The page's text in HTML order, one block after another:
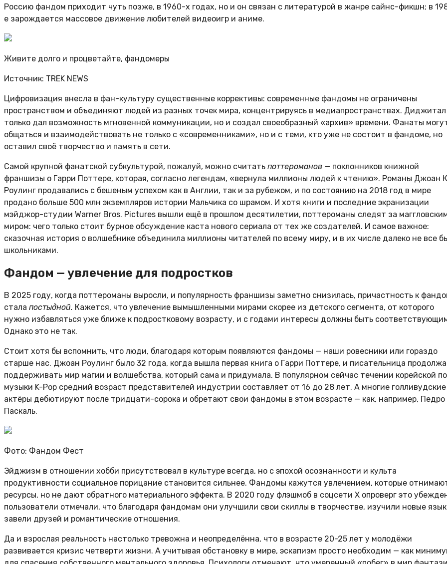
Россию фандом приходит чуть позже, в 1960-х годах, но и он связан с литературой в жанре сайнс-фикшн; в
е зарождается массовое движение любителей видеоигр и аниме.
Живите долго и процветайте, фандомеры
Источник: TREK NEWS
Цифровизация внесла в фан-культуру существенные коррективы: современные фандомы не ограничены
пространством и объединяют людей из разных точек мира, концентрируясь в медиапространствах.
только дал возможность мгновенной коммуникации, но и создал своеобразный «архив» времени. Фанаты
общаться и взаимодействовать не только с «современниками», но и с теми, кто уже не состоит в фандоме, но
оставил своё творчество и память в сети.
Самой крупной фанатской субкультурой, пожалуй, можно считать поттероманов — поклонников книжной
франшизы о Гарри Поттере, которая, согласно легендам, «вернула миллионы людей к чтению». Романы Джоан
Роулинг продавались с бешеным успехом как в Англии, так и за рубежом, и по состоянию на 2018 год в мире
продано больше 500 млн экземпляров истории Мальчика со шрамом. И хотя книги и последние экранизации
мэйджор-студии Warner Bros. Pictures вышли ещё в прошлом десятилетии, поттероманы следят за
миром: чего только стоит бурное обсуждение каста нового сериала от тех же создателей. И самое важное:
сказочная история о волшебнике объединила миллионы читателей по всему миру, и в их числе далеко не все
школьниками.
Фандом — увлечение для подростков
В 2025 году, когда поттероманы выросли, и популярность франшизы заметно снизилась, причастность к
стала постыдной. Кажется, что увлечение вымышленными мирами скорее из детского сегмента, от которого
нужно избавляться уже ближе к подростковому возрасту, и с годами интересы должны быть
Однако это не так.
Стоит хотя бы вспомнить, что люди, благодаря которым появляются фандомы — наши ровесники или гораздо
старше нас. Джоан Роулинг было 32 года, когда вышла первая книга о Гарри Поттере, и писательница
поддерживать мир магии и волшебства, который сама и придумала. В популярном сейчас течении корейской
музыки K-Pop средний возраст представителей индустрии составляет от 16 до 28 лет. А многие голливудские
актёры дебютируют после тридцати-сорока и обретают свои фандомы в этом возрасте — как, например, Педро
Паскаль.
Фото: Фандом Фест
Эйджизм в отношении хобби присутствовал в культуре всегда, но с эпохой осознанности и культа
продуктивности социальное порицание становится сильнее. Фандомы кажутся увлечением, которые
ресурсы, но не дают обратного материального эффекта. В 2020 году флэшмоб в соцсети X опроверг это
пользователи отмечали, что благодаря фандомам они улучшили свои скиллы в творчестве, изучили новые
завели друзей и романтические отношения.
Да и взрослая реальность настолько тревожна и неопределённа, что в возрасте 20-25 лет у молодёжи
развивается кризис четверти жизни. А учитывая обстановку в мире, эскапизм просто необходим — как